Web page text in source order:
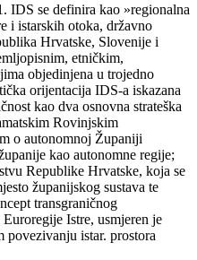
IDS se definira kao »regionalna
i istarskih otoka, državno
Hrvatske, Slovenije i
etničkim,
objedinjena u trojedno
orijentacija IDS-a iskazana
kao dva osnovna strateška
Rovinjskim
o autonomnoj Županiji
kao autonomne regije;
Republike Hrvatske, koja se
županijskog sustava te
transgraničnog
Istre, usmjeren je
povezivanju istar. prostora